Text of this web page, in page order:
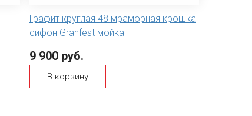
Графит круглая 48 мраморная крошка
сифон Granfest мойка
9 900 руб.
В корзину